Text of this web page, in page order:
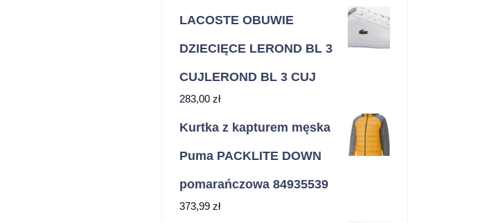
LACOSTE OBUWIE
DZIECIĘCE LEROND BL 3
CUJLEROND BL 3 CUJ
283,00 zł
Kurtka z kapturem męska
Puma PACKLITE DOWN
pomarańczowa 84935539
373,99 zł